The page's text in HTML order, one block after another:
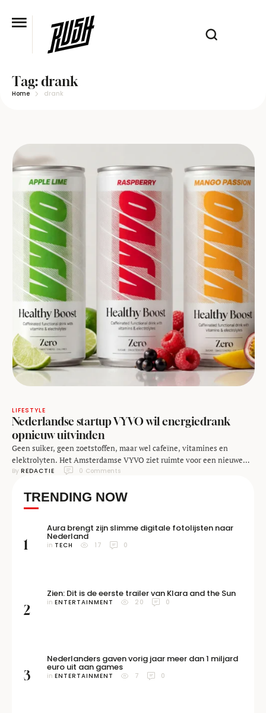
Tag:drank
Home drank
LIFESTYLE
Nederlandse startup VYVO wil energiedrank
opnieuw uitvinden
Geen suiker, geen zoetstoffen, maar wel cafeïne, vitamines en
elektrolyten. Het Amsterdamse VYVO ziet ruimte voor een nieuwe
generatie functionele frisdranken die vooral inzet op een kortere
groeit al jaren. Van energiedrankjes tot vitaminewaters en
sportdranken: steeds meer consumenten zoeken iets dat meer doet
By REDACTIE 0 Comments
TRENDING NOW
1
Aura brengt zijn slimme digitale fotolijsten naar
Nederland
in TECH 17 0
2
Zien: Dit is de eerste trailer van Klara and the Sun
in ENTERTAINMENT 20 0
3
Nederlanders gaven vorig jaar meer dan 1 miljard
euro uit aan games
in ENTERTAINMENT 7 0